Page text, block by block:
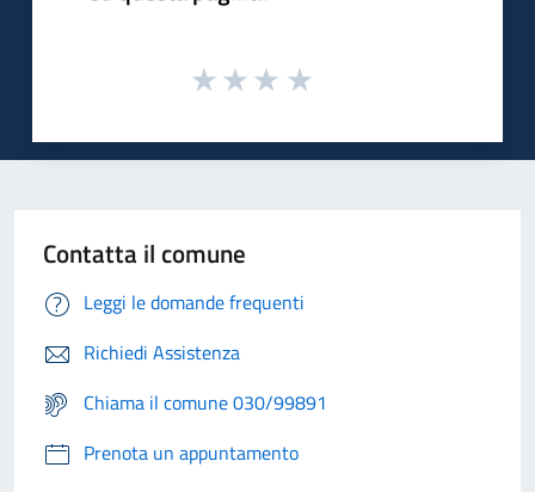
Contatta il comune
Leggi le domande frequenti
Richiedi Assistenza
Chiama il comune 030/99891
Prenota un appuntamento